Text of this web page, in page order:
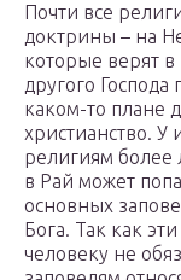
Почти все
доктрины – на
которые верят
другого
каком-то плане
христианство.
религиям более
в Рай может
основных
Бога. Так как
человеку не